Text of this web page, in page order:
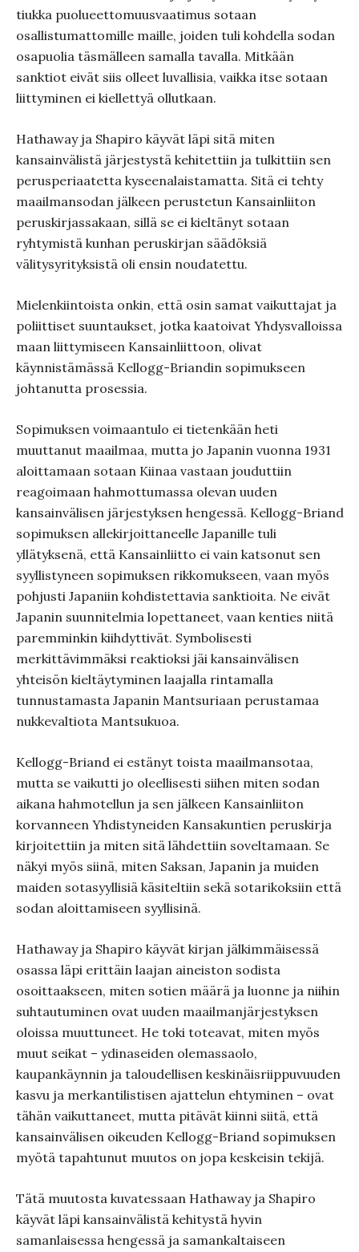
tiukka puolueettomuusvaatimus sotaan
osallistumattomille maille, joiden tuli kohdella sodan
osapuolia täsmälleen samalla tavalla. Mitkään
sanktiot eivät siis olleet luvallisia, vaikka itse sotaan
liittyminen ei kiellettyä ollutkaan.
Hathaway ja Shapiro käyvät läpi sitä miten
kansainvälistä järjestystä kehitettiin ja tulkittiin sen
perusperiaatetta kyseenalaistamatta. Sitä ei tehty
maailmansodan jälkeen perustetun Kansainliiton
peruskirjassakaan, sillä se ei kieltänyt sotaan
ryhtymistä kunhan peruskirjan säädöksiä
välitysyrityksistä oli ensin noudatettu.
Mielenkiintoista onkin, että osin samat vaikuttajat ja
poliittiset suuntaukset, jotka kaatoivat Yhdysvalloissa
maan liittymiseen Kansainliittoon, olivat
käynnistämässä Kellogg-Briandin sopimukseen
johtanutta prosessia.
Sopimuksen voimaantulo ei tietenkään heti
muuttanut maailmaa, mutta jo Japanin vuonna 1931
aloittamaan sotaan Kiinaa vastaan jouduttiin
reagoimaan hahmottumassa olevan uuden
kansainvälisen järjestyksen hengessä. Kellogg-Briand
sopimuksen allekirjoittaneelle Japanille tuli
yllätyksenä, että Kansainliitto ei vain katsonut sen
syyllistyneen sopimuksen rikkomukseen, vaan myös
pohjusti Japaniin kohdistettavia sanktioita. Ne eivät
Japanin suunnitelmia lopettaneet, vaan kenties niitä
paremminkin kiihdyttivät. Symbolisesti
merkittävimmäksi reaktioksi jäi kansainvälisen
yhteisön kieltäytyminen laajalla rintamalla
tunnustamasta Japanin Mantsuriaan perustamaa
nukkevaltiota Mantsukuoa.
Kellogg-Briand ei estänyt toista maailmansotaa,
mutta se vaikutti jo oleellisesti siihen miten sodan
aikana hahmotellun ja sen jälkeen Kansainliiton
korvanneen Yhdistyneiden Kansakuntien peruskirja
kirjoitettiin ja miten sitä lähdettiin soveltamaan. Se
näkyi myös siinä, miten Saksan, Japanin ja muiden
maiden sotasyyllisiä käsiteltiin sekä sotarikoksiin että
sodan aloittamiseen syyllisinä.
Hathaway ja Shapiro käyvät kirjan jälkimmäisessä
osassa läpi erittäin laajan aineiston sodista
osoittaakseen, miten sotien määrä ja luonne ja niihin
suhtautuminen ovat uuden maailmanjärjestyksen
oloissa muuttuneet. He toki toteavat, miten myös
muut seikat – ydinaseiden olemassaolo,
kaupankäynnin ja taloudellisen keskinäisriippuvuuden
kasvu ja merkantilistisen ajattelun ehtyminen – ovat
tähän vaikuttaneet, mutta pitävät kiinni siitä, että
kansainvälisen oikeuden Kellogg-Briand sopimuksen
myötä tapahtunut muutos on jopa keskeisin tekijä.
Tätä muutosta kuvatessaan Hathaway ja Shapiro
käyvät läpi kansainvälistä kehitystä hyvin
samanlaisessa hengessä ja samankaltaiseen